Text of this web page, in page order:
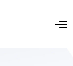
O